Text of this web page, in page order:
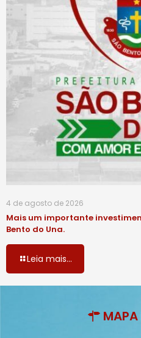
4 de agosto de 2026
Mais um importante
Bento do Una.
Leia mais...
MAPA